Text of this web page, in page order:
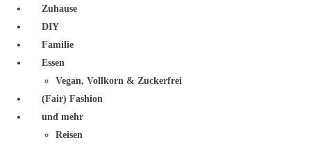
Zuhause
DIY
Familie
Essen
Vegan, Vollkorn & Zuckerfrei
(Fair) Fashion
und mehr
Reisen